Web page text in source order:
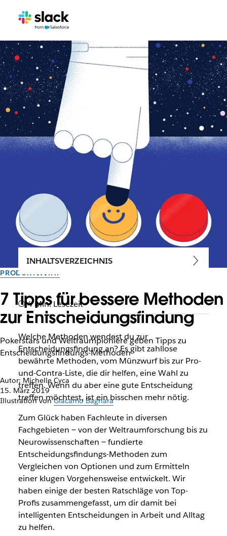
PRODUKTIVITÄT
7 Tipps für bessere Methoden
zur Entscheidungsfindung
Pokerstars und Weltraumpioniere geben Tipps zu
Entscheidungsfindungs-Methoden
Autor: Michelle Cyca
15. März 2019
Illustration vonGiacamo Bagnara
INHALTSVERZEICHNIS
4 Min. Lesezeit
Welche Methoden wendest du zur
Entscheidungsfindung an? Es gibt zahllose
bewährte Methoden, vom Münzwurf bis zur Pro-
und-Contra-Liste, die dir helfen, eine Wahl zu
treffen. Wenn du aber einegute Entscheidung
treffen möchtest, ist ein bisschen mehr nötig.
Zum Glück haben Fachleute in diversen
Fachgebieten ‒ von der Weltraumforschung bis zu
Neurowissenschaften ‒ fundierte
Entscheidungsfindungs-Methoden zum
Vergleichen von Optionen und zum Ermitteln
einer klugen Vorgehensweise entwickelt. Wir
haben einige der besten Ratschläge von Top-
Profis zusammengefasst, um dir damit bei
intelligenten Entscheidungen in Arbeit und Alltag
zu helfen.